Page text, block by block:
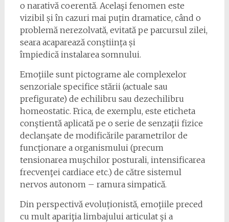
o narativă coerentă. Acelaşi fenomen este
vizibil și în cazuri mai puțin dramatice, când o
problemă nerezolvată, evitată pe parcursul zilei,
seara acaparează conştiința și
împiedică instalarea somnului.
Emoţiile sunt pictograme ale complexelor
senzoriale specifice stării (actuale sau
prefigurate) de echilibru sau dezechilibru
homeostatic. Frica, de exemplu, este eticheta
conştientă aplicată pe o serie de senzaţii fizice
declanşate de modificările parametrilor de
funcţionare a organismului (precum
tensionarea muşchilor posturali, intensificarea
frecvenţei cardiace etc.) de către sistemul
nervos autonom – ramura simpatică.
Din perspectivă evoluționistă, emoţiile preced
cu mult apariţia limbajului articulat şi a